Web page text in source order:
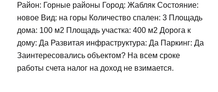
Район: Горные районы Город: Жабляк Состояние:
новое Вид: на горы Количество спален: 3 Площадь
дома: 100 м2 Площадь участка: 400 м2 Дорога к
дому: Да Развитая инфраструктура: Да Паркинг: Да
Заинтересовались объектом? На всем сроке
работы счета налог на доход не взимается.